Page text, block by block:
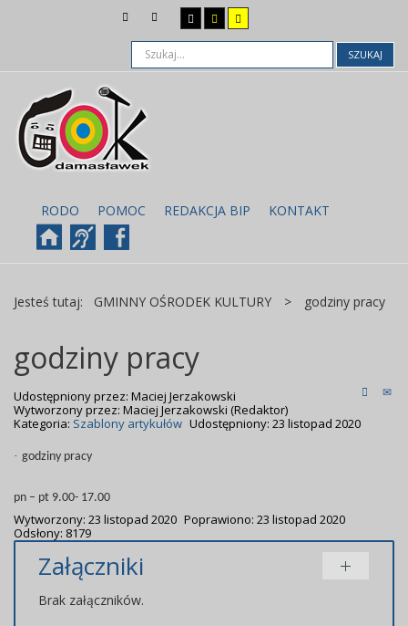
SZUKAJ
RODO POMOC REDAKCJA BIP KONTAKT
Jesteś tutaj: GMINNY OŚRODEK KULTURY > godziny pracy
godziny pracy
Udostępniony przez: Maciej Jerzakowski
Wytworzony przez: Maciej Jerzakowski (Redaktor)
Kategoria: Szablony artykułów Udostępniony: 23 listopad 2020
· godziny pracy
pn – pt 9.00- 17.00
Wytworzony: 23 listopad 2020 Poprawiono: 23 listopad 2020
Odsłony: 8179
Załączniki
Brak załączników.